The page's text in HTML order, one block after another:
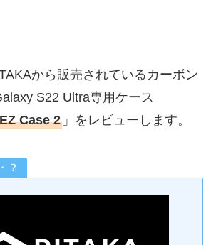
から販売されているカーボン
S22 Ultra専用ケース
Case 2」をレビューします。
？